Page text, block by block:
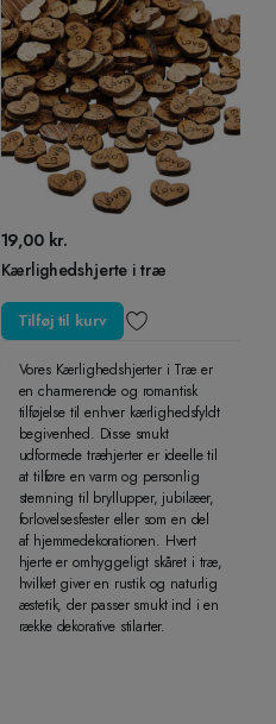
19,00 kr.
Kærlighedshjerte i træ
Tilføj til kurv
Vores Kærlighedshjerter i Træ er
en charmerende og romantisk
tilføjelse til enhver kærlighedsfyldt
begivenhed. Disse smukt
udformede træhjerter er ideelle til
at tilføre en varm og personlig
stemning til bryllupper, jubilæer,
forlovelsesfester eller som en del
af hjemmedekorationen. Hvert
hjerte er omhyggeligt skåret i træ,
hvilket giver en rustik og naturlig
æstetik, der passer smukt ind i en
række dekorative stilarter.